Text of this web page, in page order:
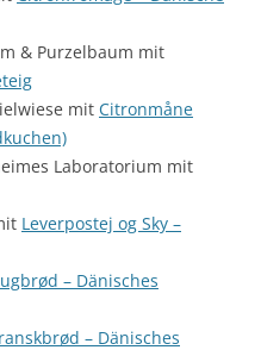
& Purzelbaum mit
mit Citronmåne
Laboratorium mit
Leverpostej og Sky –
– Dänisches
– Dänisches